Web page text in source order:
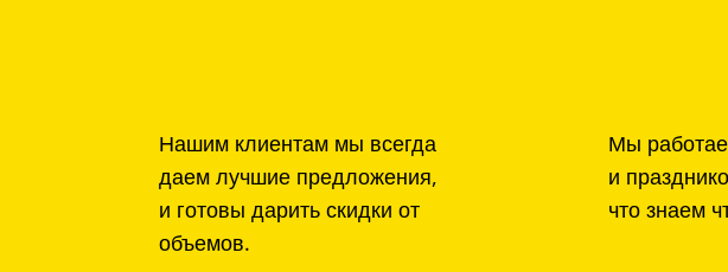
Нашим клиентам мы всегда
даем лучшие предложения,
и готовы дарить скидки от
объемов.
Мы
и
что знаем